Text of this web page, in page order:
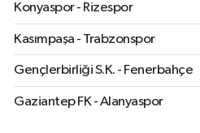
Konyaspor - Rizespor
Kasımpaşa - Trabzonspor
Gençlerbirliği S.K. - Fenerbahçe
Gaziantep FK - Alanyaspor